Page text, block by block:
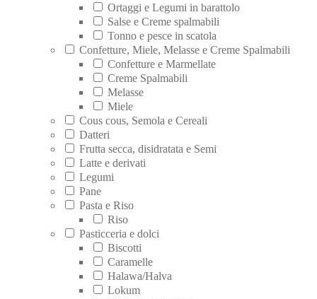
Ortaggi e Legumi in barattolo
Salse e Creme spalmabili
Tonno e pesce in scatola
Confetture, Miele, Melasse e Creme Spalmabili
Confetture e Marmellate
Creme Spalmabili
Melasse
Miele
Cous cous, Semola e Cereali
Datteri
Frutta secca, disidratata e Semi
Latte e derivati
Legumi
Pane
Pasta e Riso
Riso
Pasticceria e dolci
Biscotti
Caramelle
Halawa/Halva
Lokum